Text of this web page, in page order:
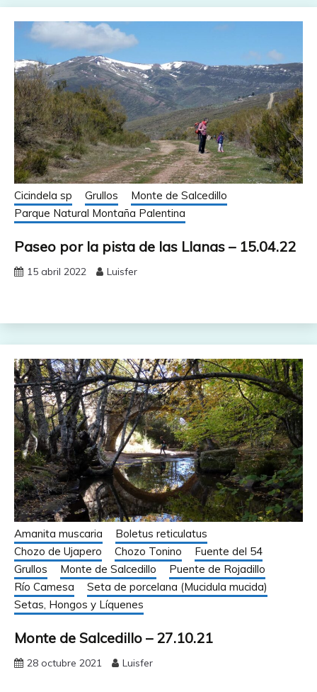
Cicindela sp Grullos
Monte de Salcedillo
Parque Natural Montaña Palentina
Paseo por la pista de las Llanas – 15.04.22
15 abril 2022 Luisfer
Amanita muscaria
Boletus reticulatus
Chozo de Ujapero
Chozo Tonino
Fuente del 54
Grullos
Monte de Salcedillo
Puente de Rojadillo
Río Camesa
Seta de porcelana (Mucidula mucida)
Setas, Hongos y Líquenes
Monte de Salcedillo – 27.10.21
28 octubre 2021 Luisfer